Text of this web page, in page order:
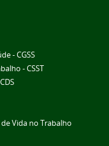
- CGSS
- CSST
Vida no Trabalho